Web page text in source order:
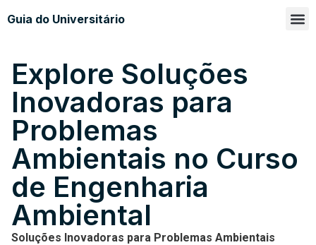
Guia do Universitário
Explore Soluções
Inovadoras para
Problemas
Ambientais no Curso
de Engenharia
Ambiental
Soluções Inovadoras para Problemas Ambientais